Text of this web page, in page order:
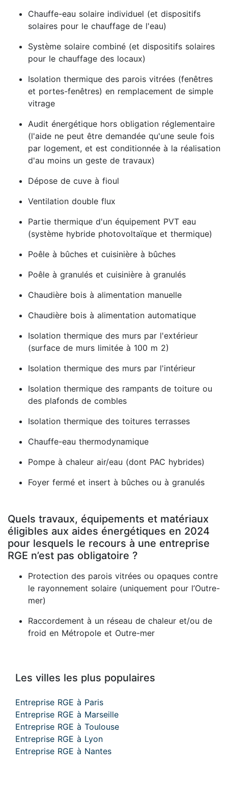
Chauffe-eau solaire individuel (et dispositifs
solaires pour le chauffage de l'eau)
Système solaire combiné (et dispositifs solaires
pour le chauffage des locaux)
Isolation thermique des parois vitrées (fenêtres
et portes-fenêtres) en remplacement de simple
vitrage
Audit énergétique hors obligation réglementaire
(l'aide ne peut être demandée qu'une seule fois
par logement, et est conditionnée à la réalisation
d'au moins un geste de travaux)
Dépose de cuve à fioul
Ventilation double flux
Partie thermique d'un équipement PVT eau
(système hybride photovoltaïque et thermique)
Poêle à bûches et cuisinière à bûches
Poêle à granulés et cuisinière à granulés
Chaudière bois à alimentation manuelle
Chaudière bois à alimentation automatique
Isolation thermique des murs par l'extérieur
(surface de murs limitée à 100 m 2)
Isolation thermique des murs par l'intérieur
Isolation thermique des rampants de toiture ou
des plafonds de combles
Isolation thermique des toitures terrasses
Chauffe-eau thermodynamique
Pompe à chaleur air/eau (dont PAC hybrides)
Foyer fermé et insert à bûches ou à granulés
Quels travaux, équipements et matériaux
éligibles aux aides énergétiques en 2024
pour lesquels le recours à une entreprise
RGE n’est pas obligatoire ?
Protection des parois vitrées ou opaques contre
le rayonnement solaire (uniquement pour l’Outre-
mer)
Raccordement à un réseau de chaleur et/ou de
froid en Métropole et Outre-mer
Les villes les plus populaires
Entreprise RGE à Paris
Entreprise RGE à Marseille
Entreprise RGE à Toulouse
Entreprise RGE à Lyon
Entreprise RGE à Nantes